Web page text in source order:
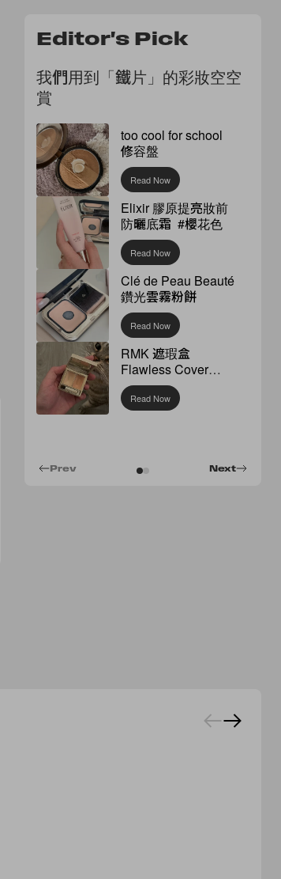
Editor's Pick
我們用到「鐵片」的彩妝空空
賞
too cool for school
修容盤
Read Now
Elixir 膠原提亮妝前
防曬底霜 #櫻花色
Read Now
Clé de Peau Beauté
鑽光雲霧粉餅
Read Now
RMK 遮瑕盒
Flawless Cover
Concealer
Read Now
Next
Prev